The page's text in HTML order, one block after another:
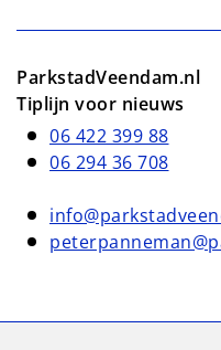
ParkstadVeendam.nl
Tiplijn voor nieuws
06 422 399 88
06 294 36 708